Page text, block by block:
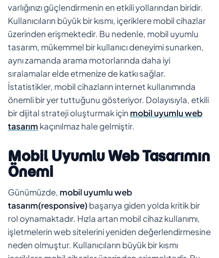
varlığınızı güçlendirmenin en etkili yollarından biridir.
Kullanıcıların büyük bir kısmı, içeriklere mobil cihazlar
üzerinden erişmektedir. Bu nedenle, mobil uyumlu
tasarım, mükemmel bir kullanıcı deneyimi sunarken,
aynı zamanda arama motorlarında daha iyi
sıralamalar elde etmenize de katkı sağlar.
İstatistikler, mobil cihazların internet kullanımında
önemli bir yer tuttuğunu gösteriyor. Dolayısıyla, etkili
bir dijital strateji oluşturmak için mobil uyumlu web
tasarım kaçınılmaz hale gelmiştir.
Mobil Uyumlu Web Tasarımın
Önemi
Günümüzde, mobil uyumlu web
tasarım(responsive) başarıya giden yolda kritik bir
rol oynamaktadır. Hızla artan mobil cihaz kullanımı,
işletmelerin web sitelerini yeniden değerlendirmesine
neden olmuştur. Kullanıcıların büyük bir kısmı